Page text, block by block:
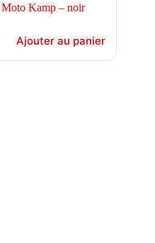
Moto Kamp – noir
Ajouter au panier